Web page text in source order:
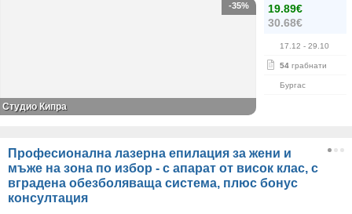
19.89€
30.68€
17.12 - 29.10
54 грабнати
Бургас
-35%
Студио Кипра
Професионална лазерна епилация за жени и
мъже на зона по избор - с апарат от висок клас, с
вградена обезболяваща система, плюс бонус
консултация